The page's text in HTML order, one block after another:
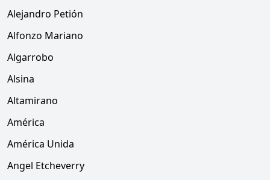
Alejandro Petión
Alfonzo Mariano
Algarrobo
Alsina
Altamirano
América
América Unida
Angel Etcheverry